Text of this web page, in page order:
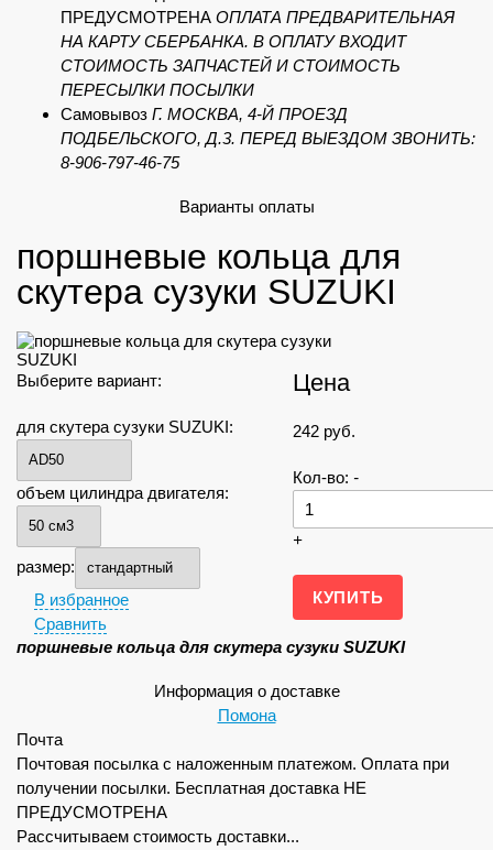
ПРЕДУСМОТРЕНА ОПЛАТА ПРЕДВАРИТЕЛЬНАЯ
НА КАРТУ СБЕРБАНКА. В ОПЛАТУ ВХОДИТ
СТОИМОСТЬ ЗАПЧАСТЕЙ И СТОИМОСТЬ
ПЕРЕСЫЛКИ ПОСЫЛКИ
Самовывоз Г. МОСКВА, 4-Й ПРОЕЗД
ПОДБЕЛЬСКОГО, Д.3. ПЕРЕД ВЫЕЗДОМ ЗВОНИТЬ:
8-906-797-46-75
Варианты оплаты
поршневые кольца для
скутера сузуки SUZUKI
Выберите вариант:
для скутера сузуки SUZUKI:
объем цилиндра двигателя:
размер:
В избранное
Сравнить
Цена
242 руб.
Кол-во: -
+
поршневые кольца для скутера сузуки SUZUKI
Информация о доставке
Помона
Почта
Почтовая посылка с наложенным платежом. Оплата при
получении посылки. Бесплатная доставка НЕ
ПРЕДУСМОТРЕНА
Рассчитываем стоимость доставки...